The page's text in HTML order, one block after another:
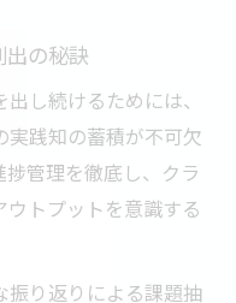
の秘訣
し続けるためには、
実践知の蓄積が不可欠
管理を徹底し、クラ
トプットを意識する
振り返りによる課題抽